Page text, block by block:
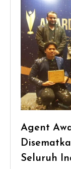
Agent
Seluruh